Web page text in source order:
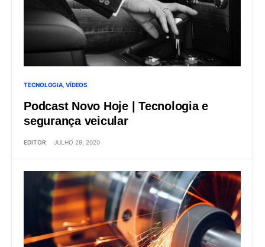
TECNOLOGIA VÍDEOS
Podcast Novo Hoje | Tecnologia e
segurança veicular
EDITOR JULHO 29, 2020